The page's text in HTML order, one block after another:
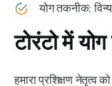
योग तकनीक:
टोरंटो में
हमारा प्रशिक्षण नेतृत्व